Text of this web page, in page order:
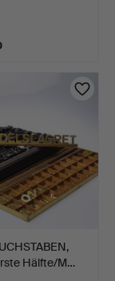
Hälfte/M…